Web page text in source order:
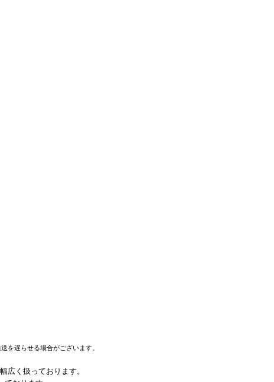
を遅らせる場合がございます。
広く扱っております。